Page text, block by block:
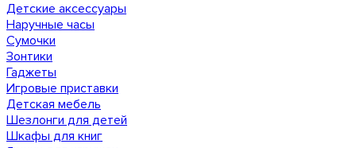
Детские аксессуары
Наручные часы
Сумочки
Зонтики
Гаджеты
Игровые приставки
Детская мебель
Шезлонги для детей
Шкафы для книг